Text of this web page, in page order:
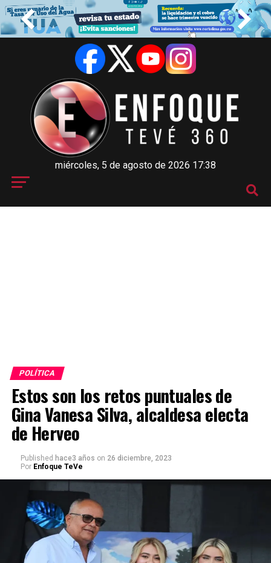
miércoles, 5 de agosto de 2026 17:38
POLÍTICA
Estos son los retos puntuales de
Gina Vanesa Silva, alcaldesa electa
de Herveo
Published hace3 años on 26 diciembre, 2023
Por Enfoque TeVe